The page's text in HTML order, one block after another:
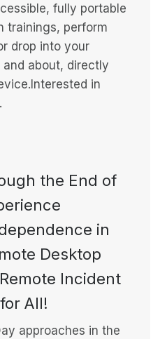
fully portable
trainings, perform
drop into your
about, directly
in
the End of
in
Desktop
Incident
All!
approaches in the